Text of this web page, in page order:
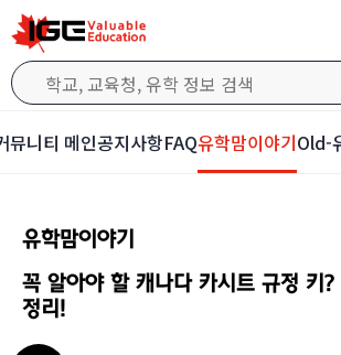
뮤니티 메인공지사항FAQ유학맘이야기Old-
유학맘이야기
꼭 알아야 할 캐나다 카시트 규정 키?
정리!